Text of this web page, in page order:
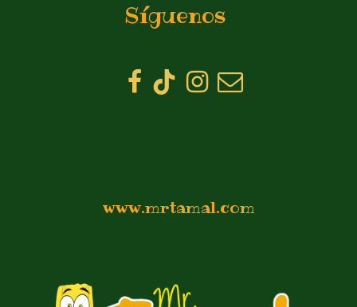
Síguenos
www.mrtamal.com